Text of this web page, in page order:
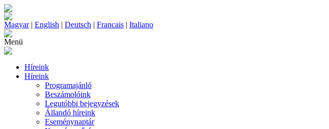
Magyar| English | Deutsch | Francais | Italiano
Menü
Híreink
Híreink
Programajánló
Beszámolóink
Legutóbbi bejegyzések
Állandó híreink
Eseménynaptár